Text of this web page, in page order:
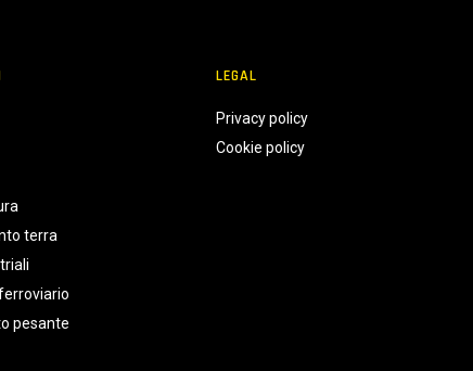
terra
pesante
LEGAL
Privacy policy
Cookie policy